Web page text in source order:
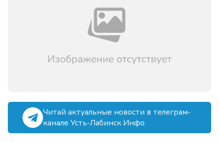
Читай актуальные новости в телеграм-
канале Усть-Лабинск Инфо